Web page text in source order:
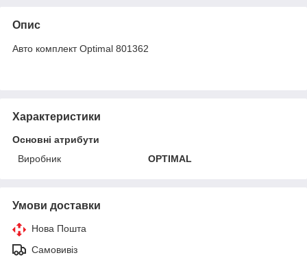
Опис
Авто комплект Оptimal 801362
Характеристики
Основні атрибути
Виробник
OPTIMAL
Умови доставки
Нова Пошта
Самовивіз